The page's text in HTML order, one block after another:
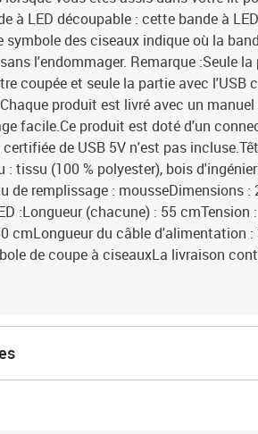
à LED découpable : cette bande à
symbole des ciseaux indique où la
l'endommager. Remarque :Seule
coupée et seule la partie avec l'USB
produit est livré avec un
facile.Ce produit est doté d'un
de USB 5V n'est pas
: tissu (100 % polyester), bois
de remplissage : mousseDimensions
:Longueur (chacune) : 55 cmTension
cmLongueur du câble d'alimentation
de coupe à ciseauxLa livraison